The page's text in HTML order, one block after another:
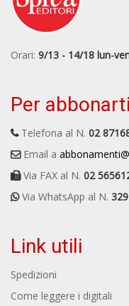
Orari: 9/13 - 14/18 lun-
Per abbonarti
Telefona al N. 02
Email a
Via FAX al N. 02
Via WhatsApp al N.
Link utili
Spedizioni
Come leggere i digitali